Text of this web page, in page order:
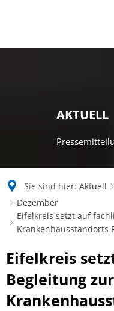
AKTUELL
Sie sind hier: Aktuell
Dezember
Eifelkreis setzt auf
Krankenhausstandorts
Eifelkreis
Begleitung